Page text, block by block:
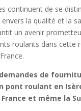
continuent de se
la qualité et la
un avenir
roulants dans cette
demandes de
pont roulant en
et même la